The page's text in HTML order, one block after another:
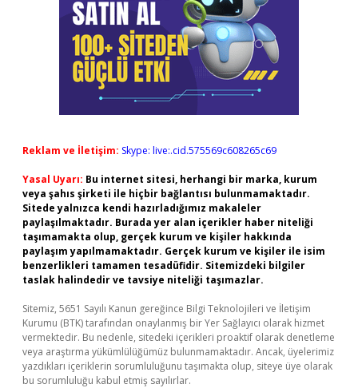
Reklam ve İletişim: Skype: live:.cid.575569c608265c69
Yasal Uyarı: Bu internet sitesi, herhangi bir marka, kurum
veya şahıs şirketi ile hiçbir bağlantısı bulunmamaktadır.
Sitede yalnızca kendi hazırladığımız makaleler
paylaşılmaktadır. Burada yer alan içerikler haber niteliği
taşımamakta olup, gerçek kurum ve kişiler hakkında
paylaşım yapılmamaktadır. Gerçek kurum ve kişiler ile isim
benzerlikleri tamamen tesadüfidir. Sitemizdeki bilgiler
taslak halindedir ve tavsiye niteliği taşımazlar.
Sitemiz, 5651 Sayılı Kanun gereğince Bilgi Teknolojileri ve İletişim
Kurumu (BTK) tarafından onaylanmış bir Yer Sağlayıcı olarak hizmet
vermektedir. Bu nedenle, sitedeki içerikleri proaktif olarak denetleme
veya araştırma yükümlülüğümüz bulunmamaktadır. Ancak, üyelerimiz
yazdıkları içeriklerin sorumluluğunu taşımakta olup, siteye üye olarak
bu sorumluluğu kabul etmiş sayılırlar.